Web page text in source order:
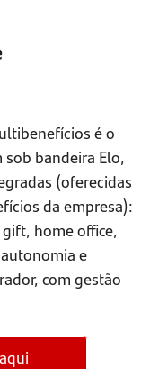
é o
bandeira Elo,
(oferecidas
da empresa):
home office,
e
com gestão